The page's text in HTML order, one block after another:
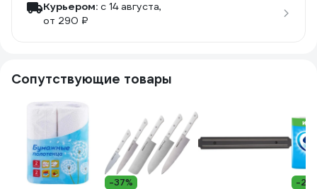
Курьером: c 14 августа,
от 290 ₽
Сопутствующие товары
-37% -